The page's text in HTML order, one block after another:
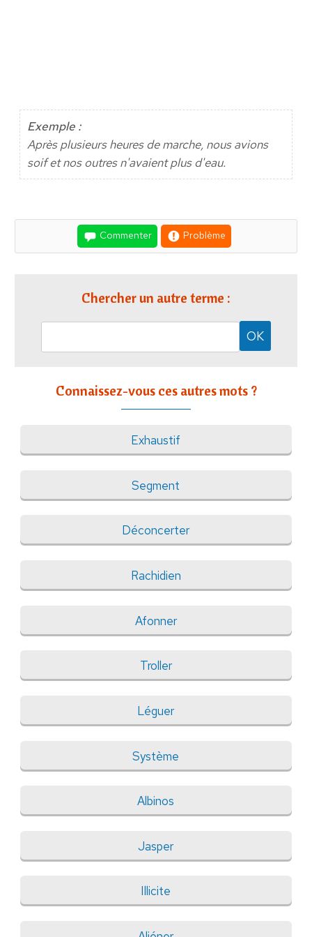
Exemple :
Après plusieurs heures de marche, nous avions
soif et nos outres n'avaient plus d'eau.
Commenter Problème
Chercher un autre terme :
Connaissez-vous ces autres mots ?
Exhaustif
Segment
Déconcerter
Rachidien
Afonner
Troller
Léguer
Système
Albinos
Jasper
Illicite